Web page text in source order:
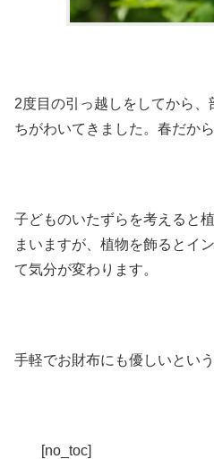
2度目の引っ越しをしてから
ちがわいてきました。春だか
子どものいたずらを考えると
まいますが、植物を飾るとイ
て気分が変わります。
手軽でお財布にも優しいとい
[no_toc]